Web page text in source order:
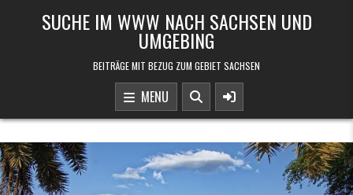
SUCHE IM WWW NACH SACHSEN UND
UMGEBING
BEITRÄGE MIT BEZUG ZUM GEBIET SACHSEN
MENU